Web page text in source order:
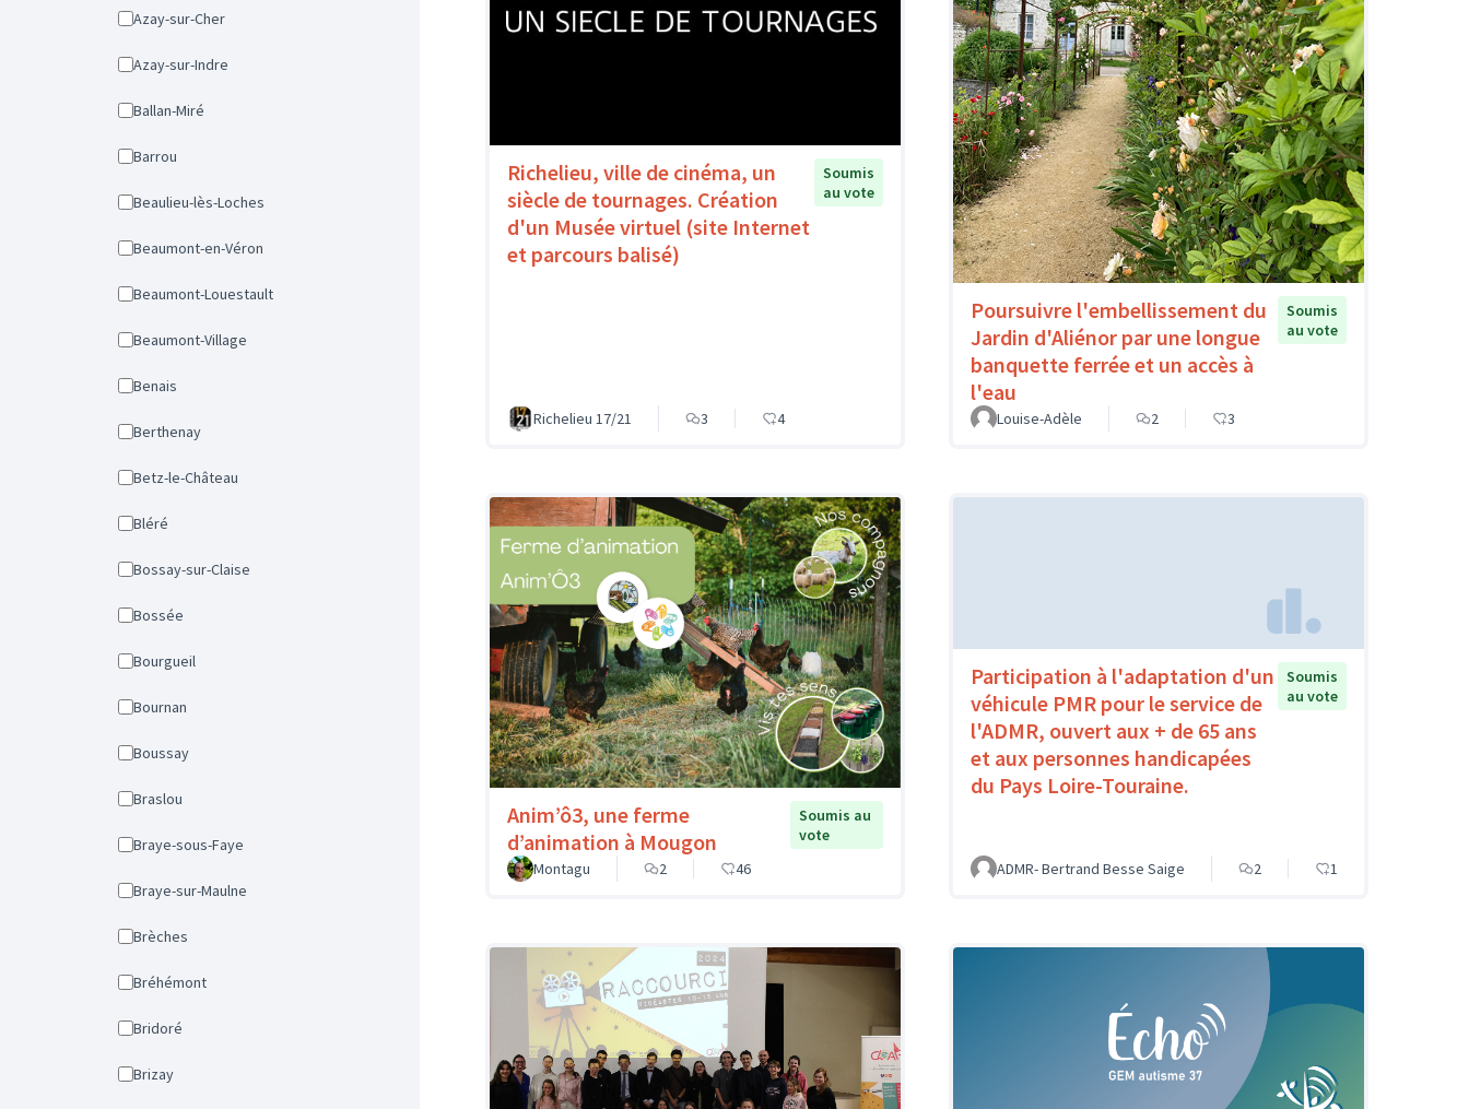
Azay-sur-Cher
Azay-sur-Indre
Ballan-Miré
Barrou
Beaulieu-lès-Loches
Beaumont-en-Véron
Beaumont-Louestault
Beaumont-Village
Benais
Berthenay
Betz-le-Château
Bléré
Bossay-sur-Claise
Bossée
Bourgueil
Bournan
Boussay
Braslou
Braye-sous-Faye
Braye-sur-Maulne
Brèches
Bréhémont
Bridoré
Brizay
Richelieu, ville de cinéma, un
siècle de tournages. Création
d'un Musée virtuel (site Internet
et parcours balisé)
Soumis
au vote
Richelieu 17/21 3 4
Poursuivre l'embellissement du
Jardin d'Aliénor par une longue
banquette ferrée et un accès à
l'eau
Soumis
au vote
Louise-Adèle 2 3
Anim’ô3, une ferme
d’animation à Mougon
Soumis au
vote
Montagu
2 46
Participation à l'adaptation d'un
véhicule PMR pour le service de
l'ADMR, ouvert aux + de 65 ans
et aux personnes handicapées
du Pays Loire-Touraine.
Soumis
au vote
ADMR- Bertrand Besse Saige 2 1